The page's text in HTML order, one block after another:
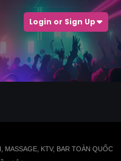
Login or Sign Up
MASSAGE, KTV, BAR TOÀN QUỐC